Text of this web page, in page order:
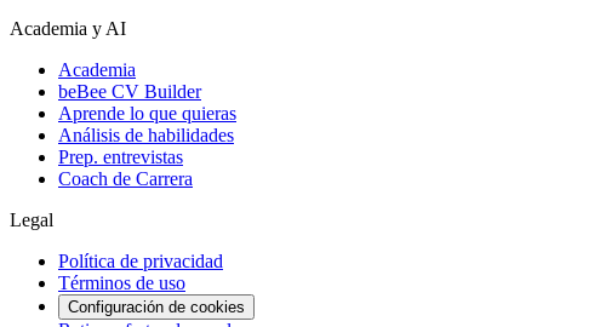
Academia y AI
Academia
beBee CV Builder
Aprende lo que quieras
Análisis de habilidades
Prep. entrevistas
Coach de Carrera
Legal
Política de privacidad
Términos de uso
Configuración de cookies